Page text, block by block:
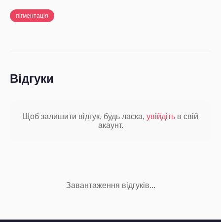
пігментація
Відгуки
Щоб залишити відгук, будь ласка, увійдіть в свій
акаунт.
Завантаження відгуків...